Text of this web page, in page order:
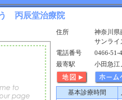
丙辰堂治療院
住所
神奈川県
サンライ
電話番号
0466-51-
最寄駅
小田急
基本診療時間